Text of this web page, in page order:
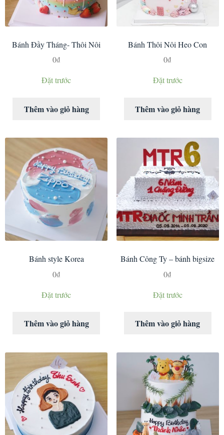
Bánh Đầy Tháng- Thôi Nôi
0₫
Đặt trước
Thêm vào giỏ hàng
Bánh Thôi Nôi Heo Con
0₫
Đặt trước
Thêm vào giỏ hàng
Bánh style Korea
0₫
Đặt trước
Thêm vào giỏ hàng
Bánh Công Ty – bánh bigsize
0₫
Đặt trước
Thêm vào giỏ hàng